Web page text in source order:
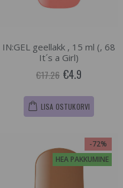
IN:GEL geellakk , 15 ml (, 68
It´s a Girl)
€17.26 €4.9
LISA OSTUKORVI
-72%
HEA PAKKUMINE